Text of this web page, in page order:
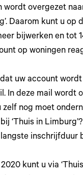
wordt overgezet
’. Daarom kunt u op
bijwerken en tot
op woningen
uw account
In deze mail wordt
nog moet
‘Thuis in
inschrijfduur
kunt u via